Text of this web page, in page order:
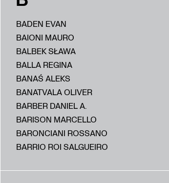
BADEN EVAN
BAIONI MAURO
BALBEK SŁAWA
BALLA REGINA
BANAŚ ALEKS
BANATVALA OLIVER
BARBER DANIEL A.
BARISON MARCELLO
BARONCIANI ROSSANO
BARRIO ROI SALGUEIRO